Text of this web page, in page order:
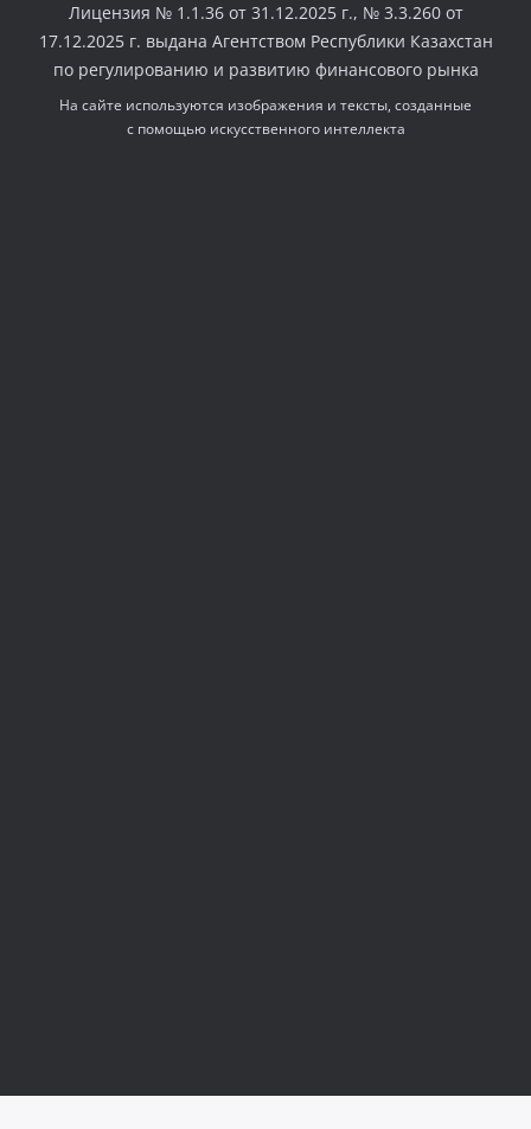
Лицензия № 1.1.36 от 31.12.2025 г., № 3.3.260 от
17.12.2025 г. выдана Агентством Республики Казахстан
по регулированию и развитию финансового рынка
На сайте используются изображения и тексты, созданные
с помощью искусственного интеллекта